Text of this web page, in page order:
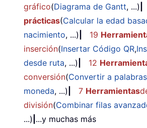
gráfico(Diagrama de Gantt, ...)
prácticas(Calcular la edad
nacimiento, ...) 19
inserción(Insertar Código QR,
desde ruta, ...) 12
conversión(Convertir a palabras
moneda, ...) 7 Herramientas
división(Combinar filas
...) ...y muchas más